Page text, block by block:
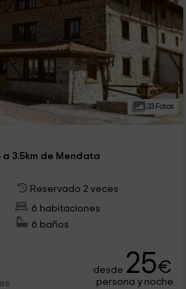
33 Fotos
3.5km de Mendata
Reservado 2 veces
6 habitaciones
6 baños
desde 25€
persona y noche